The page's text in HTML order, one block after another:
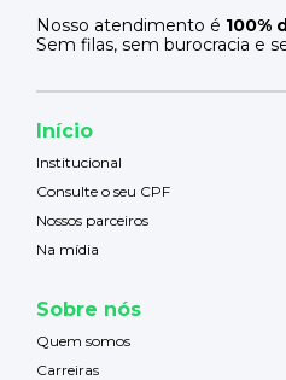
Nosso atendimento é 100%
Sem filas, sem burocracia e
Início
Institucional
Consulte o seu CPF
Nossos parceiros
Na mídia
Sobre nós
Quem somos
Carreiras